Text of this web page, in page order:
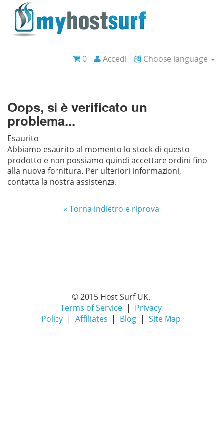
Choose language
Accedi
0
Oops, si è verificato un
problema...
Esaurito
Abbiamo esaurito al momento lo stock di questo
prodotto e non possiamo quindi accettare ordini fino
alla nuova fornitura. Per ulteriori informazioni,
contatta la nostra assistenza.
« Torna indietro e riprova
© 2015 Host Surf UK.
Terms of Service | Privacy
Policy | Affiliates | Blog | Site Map